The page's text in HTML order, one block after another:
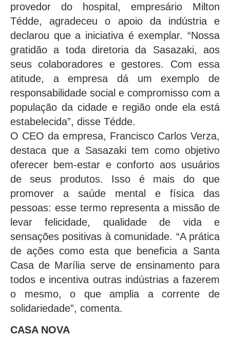
provedor do hospital, empresário Milton
Tédde, agradeceu o apoio da indústria e
declarou que a iniciativa é exemplar. “Nossa
gratidão a toda diretoria da Sasazaki, aos
seus colaboradores e gestores. Com essa
atitude, a empresa dá um exemplo de
responsabilidade social e compromisso com a
população da cidade e região onde ela está
estabelecida”, disse Tédde.
O CEO da empresa, Francisco Carlos Verza,
destaca que a Sasazaki tem como objetivo
oferecer bem-estar e conforto aos usuários
de seus produtos. Isso é mais do que
promover a saúde mental e física das
pessoas: esse termo representa a missão de
levar felicidade, qualidade de vida e
sensações positivas à comunidade. “A prática
de ações como esta que beneficia a Santa
Casa de Marília serve de ensinamento para
todos e incentiva outras indústrias a fazerem
o mesmo, o que amplia a corrente de
solidariedade”, comenta.
CASA NOVA